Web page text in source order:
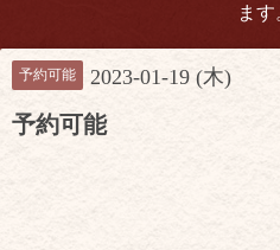
ます
予約可能 2023-01-19 (木)
予約可能